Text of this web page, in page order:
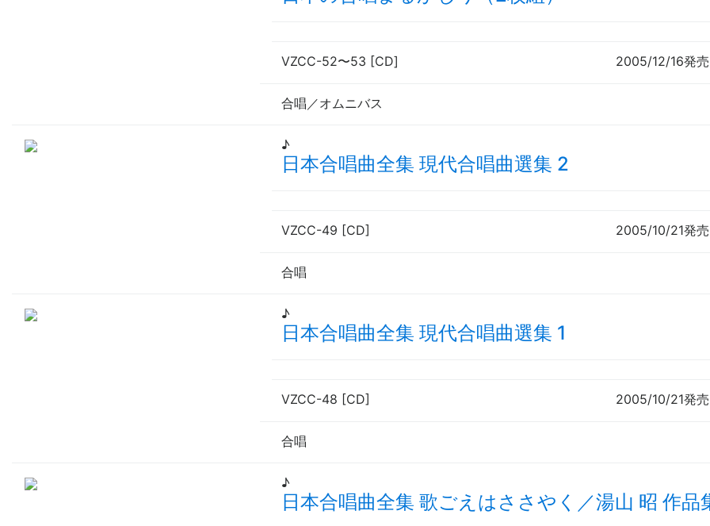
VZCC-52〜53 [CD] 2005/12/16発売
合唱／オムニバス
♪
日本合唱曲全集 現代合唱曲選集 2
VZCC-49 [CD] 2005/10/21発売
合唱
♪
日本合唱曲全集 現代合唱曲選集 1
VZCC-48 [CD] 2005/10/21発売
合唱
♪
日本合唱曲全集 歌ごえはささやく／湯山 昭 作品